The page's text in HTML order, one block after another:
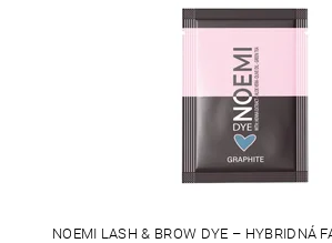
NOEMI LASH & BROW DYE – HYBRIDNÁ